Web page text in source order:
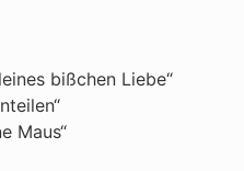
bißchen Liebe“
Maus“